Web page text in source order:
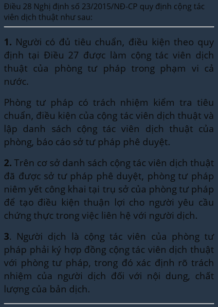
Điều 28 Nghị định số 23/2015/NĐ-CP quy định cộng tác
viên dịch thuật như sau:
1. Người có đủ tiêu chuẩn, điều kiện theo quy
định tại Điều 27 được làm cộng tác viên dịch
thuật của phòng tư pháp trong phạm vi cả
nước.
Phòng tư pháp có trách nhiệm kiểm tra tiêu
chuẩn, điều kiện của cộng tác viên dịch thuật và
lập danh sách cộng tác viên dịch thuật của
phòng, báo cáo sở tư pháp phê duyệt.
2. Trên cơ sở danh sách cộng tác viên dịch thuật
đã được sở tư pháp phê duyệt, phòng tư pháp
niêm yết công khai tại trụ sở của phòng tư pháp
để tạo điều kiện thuận lợi cho người yêu cầu
chứng thực trong việc liên hệ với người dịch.
3. Người dịch là cộng tác viên của phòng tư
pháp phải ký hợp đồng cộng tác viên dịch thuật
với phòng tư pháp, trong đó xác định rõ trách
nhiệm của người dịch đối với nội dung, chất
lượng của bản dịch.